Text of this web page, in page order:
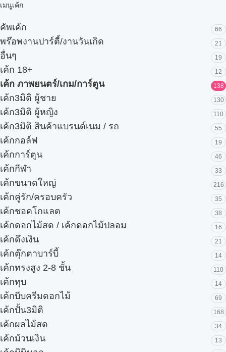
เมนูเค้ก
คัพเค้ก 66
พร๊อพงานปาร์ตี้/งานวันเกิด 21
อื่นๆ 19
เค้ก 18+ 12
เค้ก ภาพยนตร์/เกม/การ์ตูน 138
เค้ก3มิติ ผู้ชาย 130
เค้ก3มิติ ผู้หญิง 110
เค้ก3มิติ สินค้าแบรนด์เนม / รถ 55
เค้กกอล์ฟ 19
เค้กการ์ตูน 46
เค้กกีฬา 33
เค้กขนาดใหญ่ 216
เค้กคู่รัก/ครอบครัว 35
เค้กชอคโกแลต 38
เค้กดอกไม้สด / เค้กดอกไม้ปลอม 16
เค้กดึงเงิน 21
เค้กตุ๊กตาบาร์บี้ 14
เค้กทรงสูง 2-8 ชั้น 110
เค้กทุบ 14
เค้กบีบครีมดอกไม้ 69
เค้กปั้น3มิติ 168
เค้กผลไม้สด 34
เค้กม้วนเงิน 13